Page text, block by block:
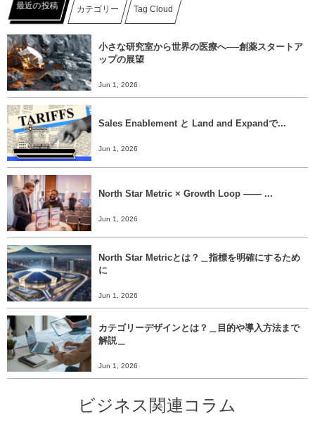
最近の投稿 カテゴリー Tag Cloud
小さな研究室から世界の医療へ──創薬スタートア
ップの展望
Jun 1, 2026
Sales Enablement と Land and Expandで...
Jun 1, 2026
North Star Metric × Growth Loop ―― ...
Jun 1, 2026
North Star Metricとは？＿指標を明確にするため
に
Jun 1, 2026
カテゴリーデザインとは？＿目的や導入方法まで
解説＿
Jun 1, 2026
ビジネス関連コラム